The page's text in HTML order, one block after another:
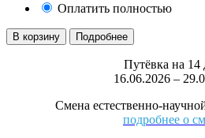
Оплатить полностью
Количество
товара
природы.
В корзину Подробнее
Путёвка на 14
16.06.2026 –
Смена естественно-
подробнее о